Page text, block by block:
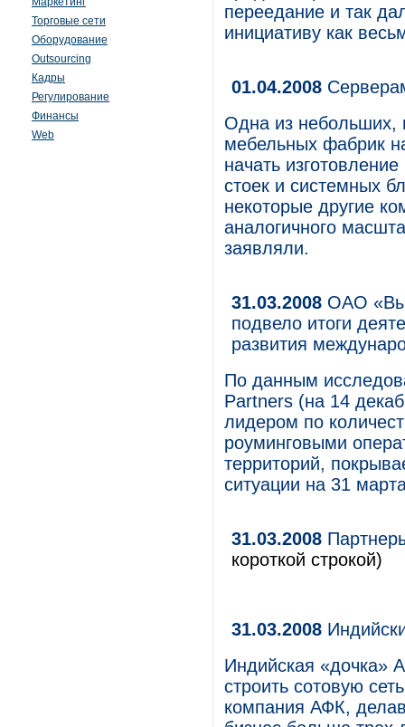
Торговые сети
Оборудование
Outsourcing
Кадры
Регулирование
Финансы
Web
переедание и так
инициативу как
01.04.2008
Одна из небольших,
мебельных фабрик
начать
стоек и системных
некоторые другие
аналогичного
заявляли.
31.03.2008 ОАО
подвело итоги
развития
По данным
Partners (на 14
лидером по
роуминговыми
территорий,
ситуации на 31
31.03.2008
короткой строкой)
31.03.2008
Индийская «дочка»
строить сотовую
компания АФК,